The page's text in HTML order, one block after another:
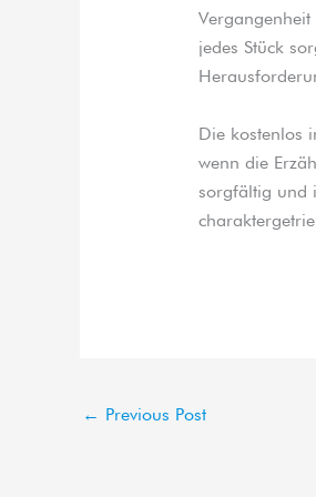
jedes Stück
Die kostenlos
wenn die
sorgfältig und
← Previous Post